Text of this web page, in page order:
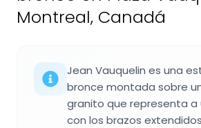
Montreal, Canadá
Jean Vauquelin es una
bronce montada sobre
granito que representa a
con los brazos